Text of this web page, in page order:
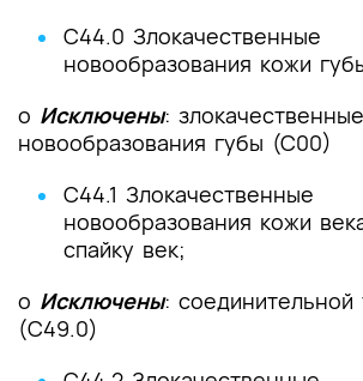
C44.0 Злокачественные
новообразования кожи
o Исключены: злокачественные
новообразования губы (С00)
C44.1 Злокачественные
новообразования кожи
спайку век;
o Исключены: соединительной
(C49.0)